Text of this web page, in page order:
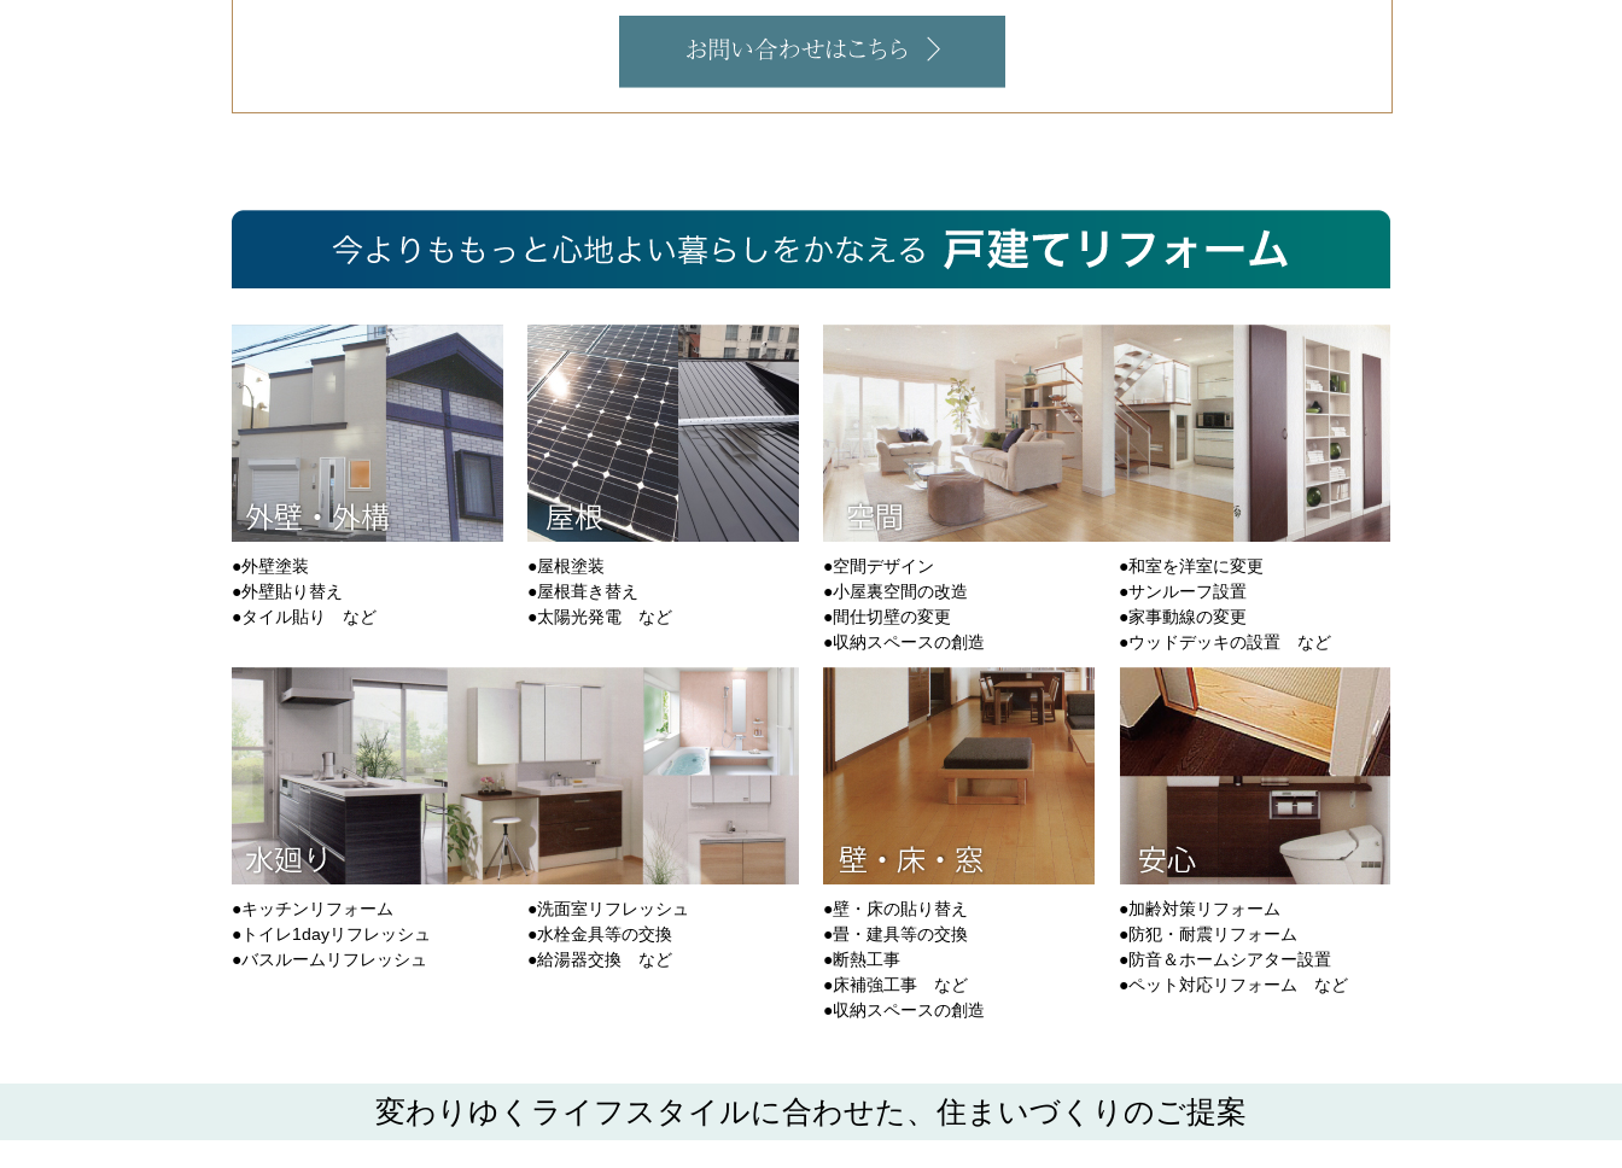
●外壁塗装
●外壁貼り替え
●タイル貼り など
●屋根塗装
●屋根葺き替え
●太陽光発電 など
●空間デザイン
●小屋裏空間の改造
●間仕切壁の変更
●収納スペースの創造
●和室を洋室に変更
●サンルーフ設置
●家事動線の変更
●ウッドデッキの設置 など
●キッチンリフォーム
●トイレ1dayリフレッシュ
●バスルームリフレッシュ
●洗面室リフレッシュ
●水栓金具等の交換
●給湯器交換 など
●壁・床の貼り替え
●畳・建具等の交換
●断熱工事
●床補強工事 など
●収納スペースの創造
●加齢対策リフォーム
●防犯・耐震リフォーム
●防音＆ホームシアター設置
●ペット対応リフォーム など
変わりゆくライフスタイルに合わせた、住まいづくりのご提案